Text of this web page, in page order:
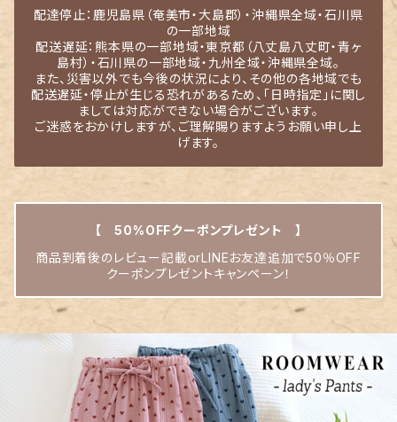
配達停止：鹿児島県（奄美市・大島郡）・沖縄県全域・石川県
の一部地域
配送遅延：熊本県の一部地域・東京都（八丈島八丈町・青ヶ
島村）・石川県の一部地域・九州全域・沖縄県全域。
また、災害以外でも今後の状況により、その他の各地域でも
配送遅延・停止が生じる恐れがあるため、「日時指定」に関し
ましては対応ができない場合がございます。
ご迷惑をおかけしますが、ご理解賜りますようお願い申し上
げます。
【 50%OFFクーポンプレゼント 】
商品到着後のレビュー記載orLINEお友達追加で50％OFF
クーポンプレゼントキャンペーン！